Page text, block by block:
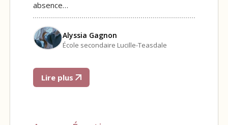
absence…
Alyssia Gagnon
École secondaire Lucille-Teasdale
Lire plus